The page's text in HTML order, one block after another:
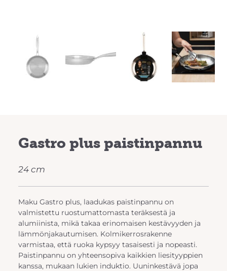
Next
Gastro plus paistinpannu
24 cm
Maku Gastro plus, laadukas paistinpannu on
valmistettu ruostumattomasta teräksestä ja
alumiinista, mikä takaa erinomaisen kestävyyden ja
lämmönjakautumisen. Kolmikerrosrakenne
varmistaa, että ruoka kypsyy tasaisesti ja nopeasti.
Paistinpannu on yhteensopiva kaikkien liesityyppien
kanssa, mukaan lukien induktio. Uuninkestävä jopa